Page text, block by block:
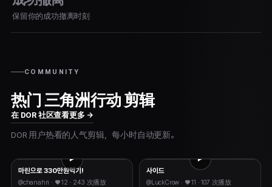
保留你的成功撤离时刻
COMMUNITY
热门 三角洲行动 剪辑
在 DOR 社区查看更多 →
DOR 用户热看的人气剪辑，每小时自动更新。
마린으로 330만원먹기!
@chanahri · ♥12 · 243 次播放
사이드
@LuckCrow · ♥11 · 107 次播放